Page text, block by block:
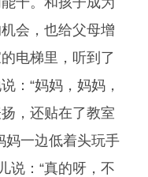
会，也给父母增
电梯里，听到了
：“妈妈，妈妈，
，还贴在了教室
妈一边低着头玩手
说：“真的呀，不